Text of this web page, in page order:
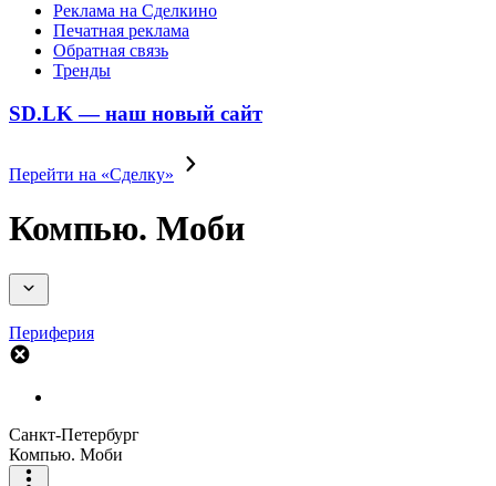
Реклама на Сделкино
Печатная реклама
Обратная связь
Тренды
SD.LK — наш новый сайт
Перейти на «Сделку»
Компью. Моби
Периферия
Санкт-Петербург
Компью. Моби